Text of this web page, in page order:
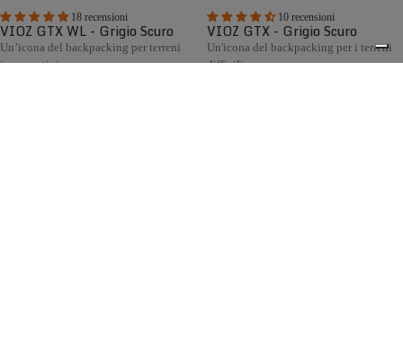
18 recensioni
VIOZ GTX WL - Grigio Scuro
Un’icona del backpacking per terreni
impegnativi
10 recensioni
VIOZ GTX - Grigio Scuro
Un'icona del backpacking per i terreni
difficili